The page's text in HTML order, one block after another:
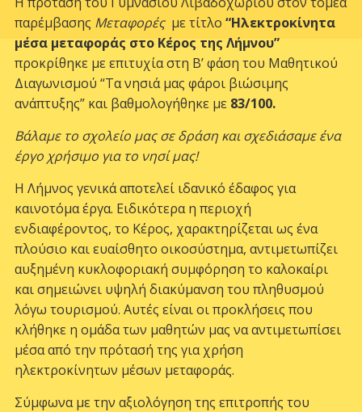
παρέμβασης Μεταφορέςμε τίτλο “Ηλεκτροκίνητα
μέσα μεταφοράς στο Κέρος της Λήμνου”
προκρίθηκε με επιτυχία στη Β’ φάση του Μαθητικού
Διαγωνισμού “Τα νησιά μας φάροι βιώσιμης
ανάπτυξης” και βαθμολογήθηκε με 83/100.
Βάλαμε το σχολείο μας σε δράση και σχεδιάσαμε ένα
έργο χρήσιμο για το νησί μας!
Η Λήμνος γενικά αποτελεί ιδανικό έδαφος για
καινοτόμα έργα. Ειδικότερα η περιοχή
ενδιαφέροντος, το Κέρος, χαρακτηρίζεται ως ένα
πλούσιο και ευαίσθητο οικοσύστημα, αντιμετωπίζει
αυξημένη κυκλοφοριακή συμφόρηση το καλοκαίρι
και σημειώνει υψηλή διακύμανση του πληθυσμού
λόγω τουρισμού. Αυτές είναι οι προκλήσεις που
κλήθηκε η ομάδα των μαθητών μας να αντιμετωπίσει
μέσα από την πρότασή της για χρήση
ηλεκτροκίνητων μέσων μεταφοράς.
Σύμφωνα με την αξιολόγηση της επιτροπής του